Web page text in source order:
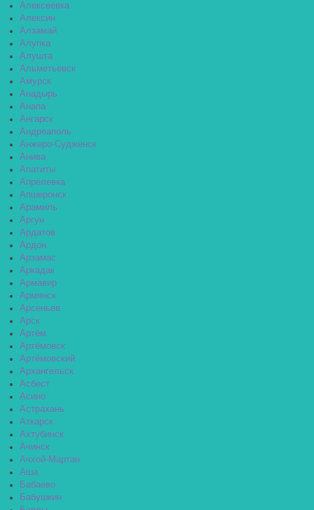
Алексеевка
Алексин
Алзамай
Алупка
Алушта
Альметьевск
Амурск
Анадырь
Анапа
Ангарск
Андреаполь
Анжеро-Судженск
Анива
Апатиты
Апрелевка
Апшеронск
Арамиль
Аргун
Ардатов
Ардон
Арзамас
Аркадак
Армавир
Армянск
Арсеньев
Арск
Артём
Артёмовск
Артёмовский
Архангельск
Асбест
Асино
Астрахань
Аткарск
Ахтубинск
Ачинск
Ачхой-Мартан
Аша
Бабаево
Бабушкин